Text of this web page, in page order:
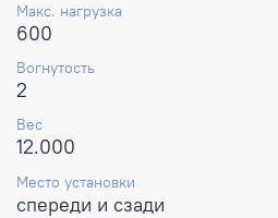
Макс. нагрузка
600
Вогнутость
2
Вес
12.000
Место установки
спереди и сзади